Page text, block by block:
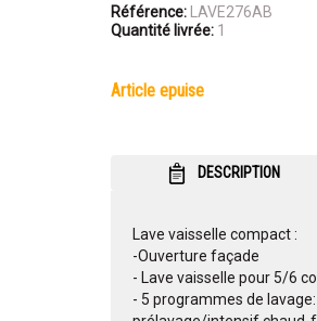
Référence: LAVE276AB
Quantité livrée: 1
article epuise
DESCRIPTION
Lave vaisselle compact :
-Ouverture façade
- Lave vaisselle pour 5/6
- 5 programmes de lavage: